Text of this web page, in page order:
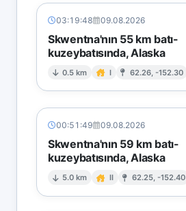
03:19:48 09.08.2026
Skwentna'nın 55 km batı-
kuzeybatısında, Alaska
0.5 km I 62.26, -152.30
00:51:49 09.08.2026
Skwentna'nın 59 km batı-
kuzeybatısında, Alaska
5.0 km II 62.25, -152.40